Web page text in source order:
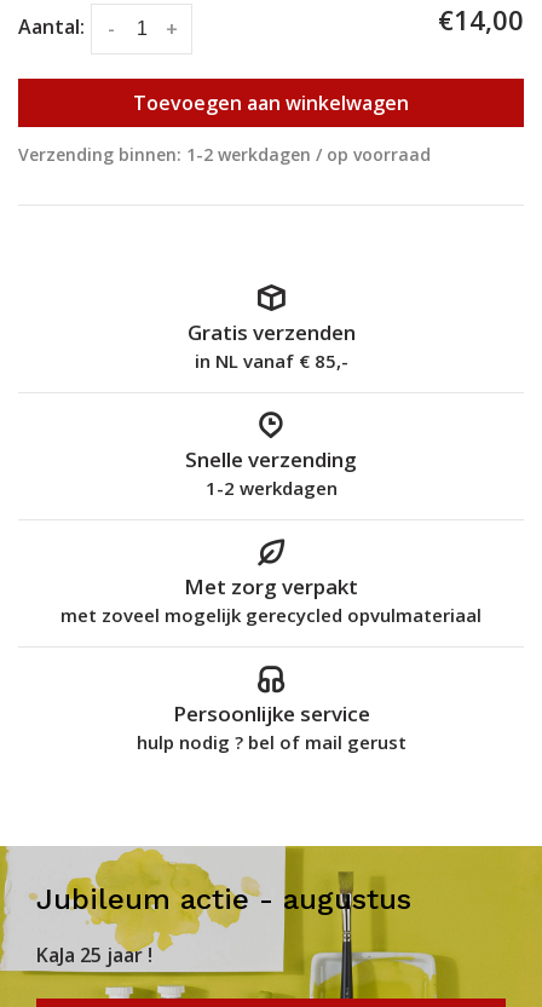
Aantal: +
- €14,00
Toevoegen aan winkelwagen
Verzending binnen: 1-2 werkdagen / op voorraad
Gratis verzenden
in NL vanaf € 85,-
Snelle verzending
1-2 werkdagen
Met zorg verpakt
met zoveel mogelijk gerecycled opvulmateriaal
Persoonlijke service
hulp nodig ? bel of mail gerust
Jubileum actie - augustus
KaJa 25 jaar !